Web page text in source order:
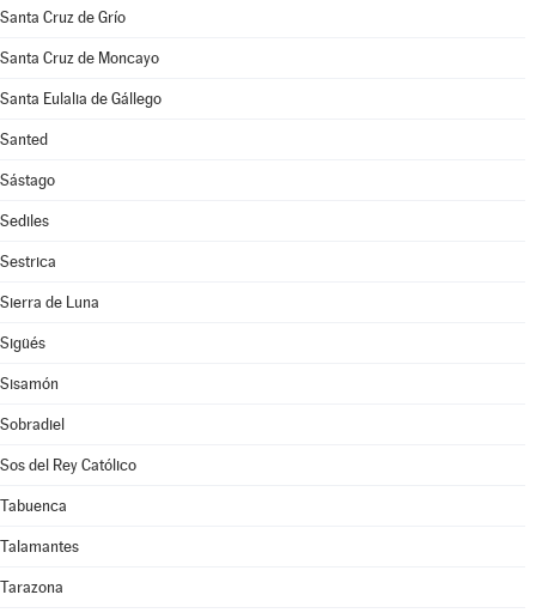
Santa Cruz de Grío
Santa Cruz de Moncayo
Santa Eulalia de Gállego
Santed
Sástago
Sediles
Sestrica
Sierra de Luna
Sigüés
Sisamón
Sobradiel
Sos del Rey Católico
Tabuenca
Talamantes
Tarazona